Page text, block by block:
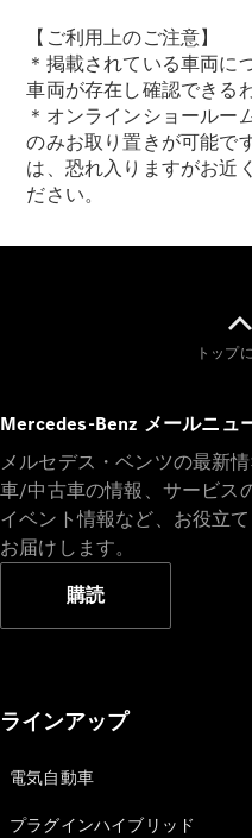
【ご利用上のご注意】
＊掲載されている車両に
車両が存在し確認できる
＊オンラインショールー
のみお取り置きが可能で
は、恐れ入りますがお近
ださい。
トップ
Mercedes-Benz メールニュ
メルセデス・ベンツの最新
車/中古車の情報、サービス
イベント情報など、お役立
お届けします。
購読
ラインアップ
電気自動車
プラグインハイブリッド